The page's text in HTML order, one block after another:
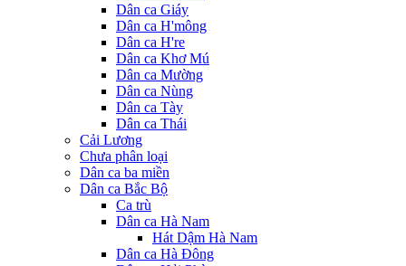
Dân ca Giáy
Dân ca H'mông
Dân ca H're
Dân ca Khơ Mú
Dân ca Mường
Dân ca Nùng
Dân ca Tày
Dân ca Thái
Cải Lương
Chưa phân loại
Dân ca ba miền
Dân ca Bắc Bộ
Ca trù
Dân ca Hà Nam
Hát Dậm Hà Nam
Dân ca Hà Đông